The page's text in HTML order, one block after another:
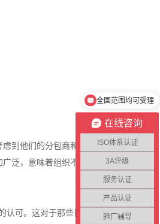
到他们的分包商和供
泛，意味着组织不能
认可。这对于那些目
在线咨询
ISO体系认证
3A评级
服务认证
产品认证
验厂辅导
全国范围均可受理